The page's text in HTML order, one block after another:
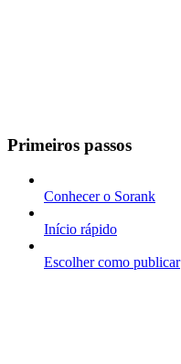
Primeiros passos
Conhecer o Sorank
Início rápido
Escolher como publicar